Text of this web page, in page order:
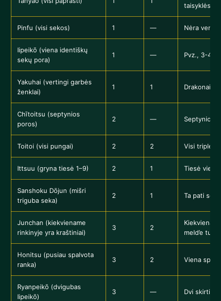
taisyklėse
Pinfu (visi sekos) 1 — Nėra
Iipeikō (viena identiškų
sekų pora)
1 — Pvz., 3-4-
Yakuhai (vertingi garbės
ženklai)
1 1 Drakonai,
Chītoitsu (septynios
poros)
2 — Septynios
Toitoi (visi pungai) 2 2 Visi
Ittsuu (gryna tiesė 1–9) 2 1 Tiesė
Sanshoku Dōjun (mišri
triguba seka)
2 1 Ta pati
Junchan (kiekviename
rinkinyje yra kraštiniai)
3 2
meld’e turi
Honitsu (pusiau spalvota
ranka)
3 2 Viena
Ryanpeikō (dvigubas
Iipeikō)
3 — Dvi